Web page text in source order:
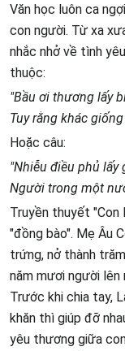
Văn học luôn ca
con người. Từ xa
nhắc nhở về tình
thuộc:
"Bầu ơi thương lấy
Tuy rằng khác
Hoặc câu:
"Nhiễu điều phủ lấy
Người trong một
Truyền thuyết "Con
"đồng bào". Mẹ Âu
trứng, nở thành
năm mươi người lên
Trước khi chia tay,
khăn thì giúp đỡ
yêu thương giữa